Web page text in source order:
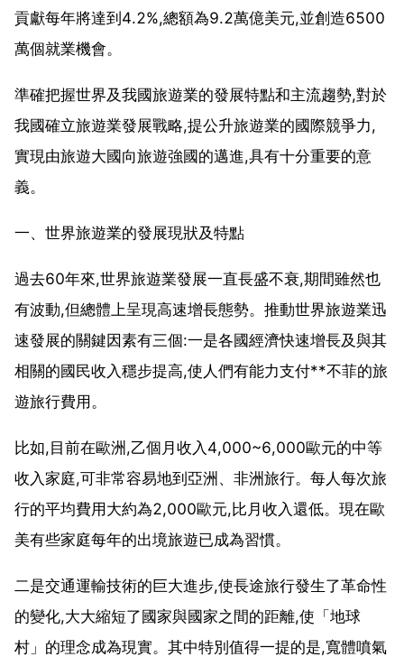
貢獻每年將達到4.2%,總額為9.2萬億美元,並創造6500
萬個就業機會。
準確把握世界及我國旅遊業的發展特點和主流趨勢,對於
我國確立旅遊業發展戰略,提公升旅遊業的國際競爭力,
實現由旅遊大國向旅遊強國的邁進,具有十分重要的意
義。
一、世界旅遊業的發展現狀及特點
過去60年來,世界旅遊業發展一直長盛不衰,期間雖然也
有波動,但總體上呈現高速增長態勢。推動世界旅遊業迅
速發展的關鍵因素有三個:一是各國經濟快速增長及與其
相關的國民收入穩步提高,使人們有能力支付**不菲的旅
遊旅行費用。
比如,目前在歐洲,乙個月收入4,000~6,000歐元的中等
收入家庭,可非常容易地到亞洲、非洲旅行。每人每次旅
行的平均費用大約為2,000歐元,比月收入還低。現在歐
美有些家庭每年的出境旅遊已成為習慣。
二是交通運輸技術的巨大進步,使長途旅行發生了革命性
的變化,大大縮短了國家與國家之間的距離,使「地球
村」的理念成為現實。其中特別值得一提的是,寬體噴氣